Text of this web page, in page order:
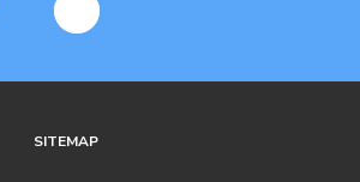
SITEMAP